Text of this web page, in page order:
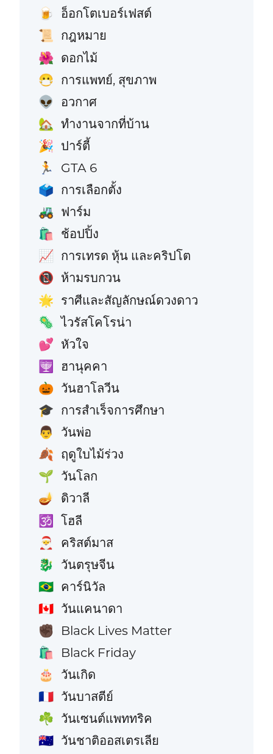
🍺 อ็อกโตเบอร์เฟสต์
📜 กฎหมาย
🌺 ดอกไม้
😷 การแพทย์, สุขภาพ
👽 อวกาศ
🏡 ทำงานจากที่บ้าน
🎉 ปาร์ตี้
🏃 GTA 6
🗳️ การเลือกตั้ง
🚜 ฟาร์ม
🛍️ ช้อปปิ้ง
📈 การเทรด หุ้น และคริปโต
📵 ห้ามรบกวน
🌟 ราศีและสัญลักษณ์ดวงดาว
🦠 ไวรัสโคโรน่า
💕 หัวใจ
🕎 ฮานุคคา
🎃 วันฮาโลวีน
🎓 การสำเร็จการศึกษา
👨 วันพ่อ
🍂 ฤดูใบไม้ร่วง
🌱 วันโลก
🪔 ดิวาลี
🕉️ โฮลี
🎅 คริสต์มาส
🐉 วันตรุษจีน
🇧🇷 คาร์นิวัล
🇨🇦 วันแคนาดา
✊🏿 Black Lives Matter
🛍️ Black Friday
🎂 วันเกิด
🇫🇷 วันบาสตีย์
☘️ วันเซนต์แพททริค
🇦🇺 วันชาติออสเตรเลีย